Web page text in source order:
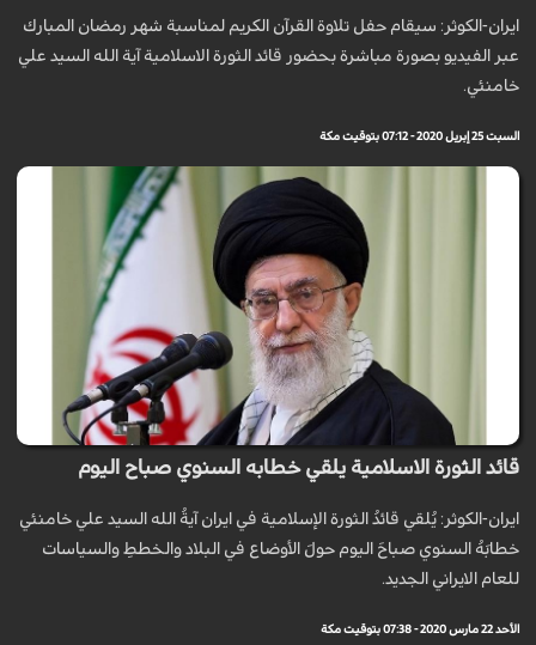
ايران-الكوثر: سيقام حفل تلاوة القرآن الكريم لمناسبة شهر رمضان المبارك
عبر الفيديو بصورة مباشرة بحضور قائد الثورة الاسلامية آية الله السيد علي
خامنئي.
السبت 25 إبريل 2020 - 07:12 بتوقيت مكة
قائد الثورة الاسلامية يلقي خطابه السنوي صباح اليوم
ايران-الكوثر: يُلقي قائدُ الثورة الإسلامية في ايران آيةُ الله السيد علي خامنئي
خطابَهُ السنوي صباحَ اليوم حولَ الأوضاع في البلاد والخططِ والسياسات
للعام الايراني الجديد.
الأحد 22 مارس 2020 - 07:38 بتوقيت مكة